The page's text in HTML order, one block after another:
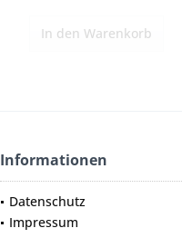
In den Warenkorb
Informationen
Datenschutz
Impressum